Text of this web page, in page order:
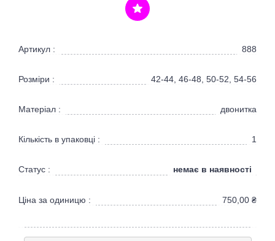
Артикул : 888
Розміри : 42-44, 46-48, 50-52, 54-56
Матеріал : двонитка
Кількість в упаковці : 1
Статус : немає в наявності
Ціна за одиницю : 750,00 ₴